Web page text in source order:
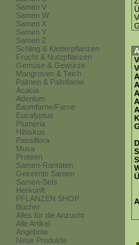
Samen V
Samen W
Samen X
Samen Y
Samen Z
Schling & Kletterpflanzen
Frucht & Nutzpflanzen
Gemüse & Gewürze
Mangroven & Teich
Palmen & Palmfarne
Acacia
Adenium
Baumfarne/Farne
Eucalyptus
Plumeria
Hibiskus
Passiflora
Musa
Proteen
Samen-Raritäten
Gekeimte Samen
Samen-Sets
Herkunft
PFLANZEN SHOP
Bücher
Alles für die Anzucht
Alle Artikel
Angebote
Neue Produkte